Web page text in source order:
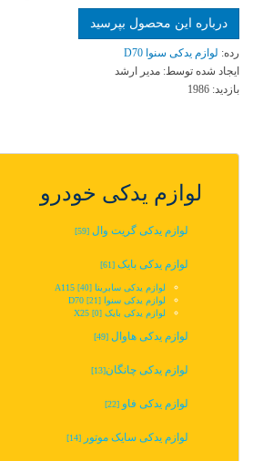
درباره این محصول بپرسید
رده: لوازم یدکی سنوا D70
ایجاد شده توسط: مدیر ارشد
بازدید: 1986
لوازم یدکی خودرو
لوازم یدکی گریت وال [59]
لوازم یدکی بایک [61]
لوازم یدکی سابرینا A115 [40]
لوازم یدکی سنوا D70 [21]
لوازم یدکی بایک X25 [0]
لوازم یدکی هاوال [49]
لوازم یدکی چانگان‬‎[13]
لوازم یدکی فاو [22]
لوازم یدکی سایک موتور [14]